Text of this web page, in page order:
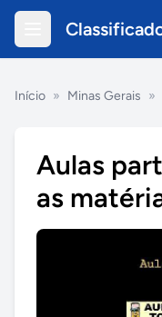
Início » Minas Gerais »
Aulas
as